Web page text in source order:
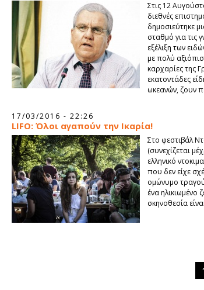
Στις 12
διεθνές
δημοσιεύτηκε
σταθμό για τις
εξέλιξη των
με πολύ
καρχαρίες της
εκατοντάδες
ωκεανών, ζουν
17/03/2016 - 22:26
LIFO: Όλοι αγαπούν την Ικαρία!
Στο φεστιβάλ
(συνεχίζεται
ελληνικό
που δεν είχε
ομώνυμο
ένα ηλικιωμένο
σκηνοθεσία